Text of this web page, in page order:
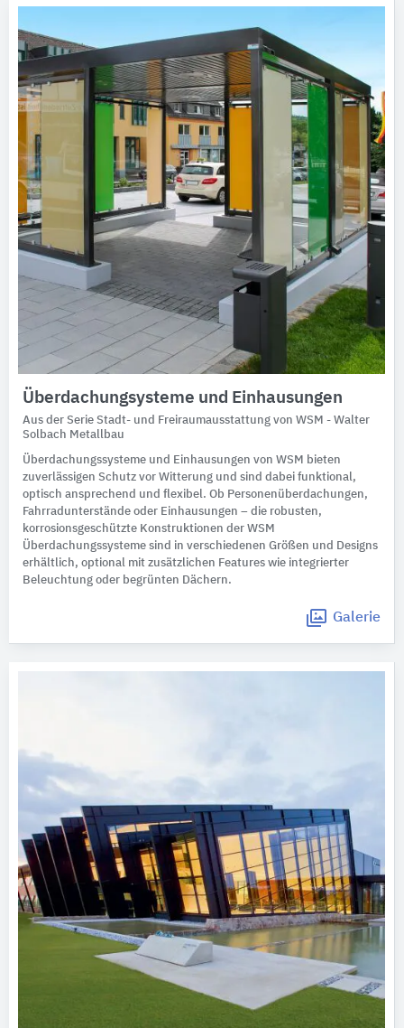
Überdachungsysteme und Einhausungen
Aus der Serie Stadt- und Freiraumausstattung von WSM - Walter
Solbach Metallbau
Überdachungssysteme und Einhausungen von WSM bieten
zuverlässigen Schutz vor Witterung und sind dabei funktional,
optisch ansprechend und flexibel. Ob Personenüberdachungen,
Fahrradunterstände oder Einhausungen – die robusten,
korrosionsgeschützte Konstruktionen der WSM
Überdachungssysteme sind in verschiedenen Größen und Designs
erhältlich, optional mit zusätzlichen Features wie integrierter
Beleuchtung oder begrünten Dächern.
Galerie